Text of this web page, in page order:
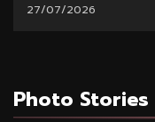
27/07/2026
Photo Stories